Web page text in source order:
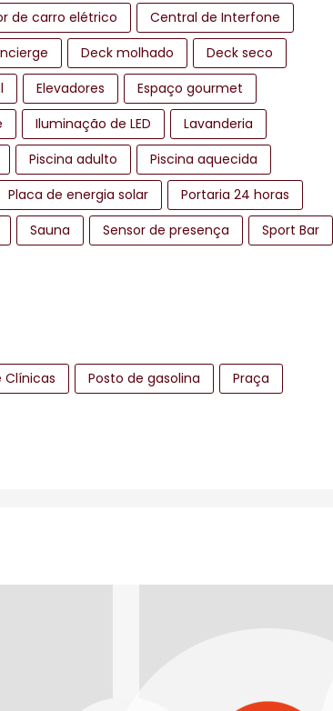
de carro elétrico
Central de Interfone
Deck molhado
Deck seco
Elevadores
Espaço gourmet
Iluminação de LED
Lavanderia
Piscina adulto
Piscina aquecida
Placa de energia solar
Portaria 24 horas
Sauna Sensor de presença
Sport Bar
Clínicas Posto de gasolina
Praça